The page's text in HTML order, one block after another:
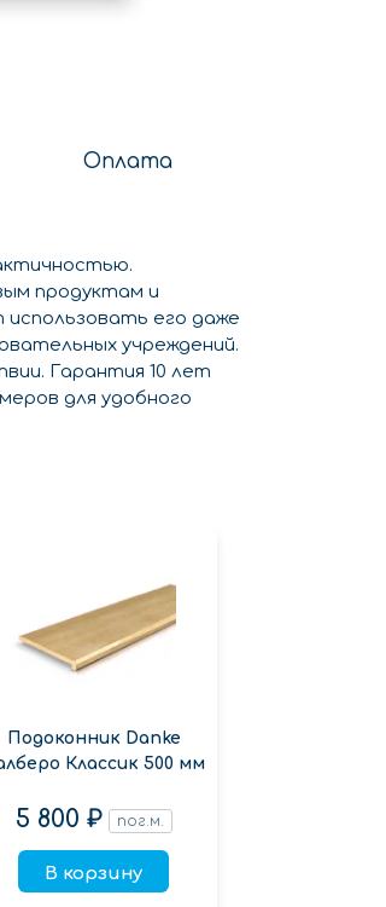
Оплата
продуктам и
его даже
учреждений.
Гарантия 10 лет
для удобного
Подоконник Danke
Классик 500 мм
5 800 ₽ пог.м.
В корзину